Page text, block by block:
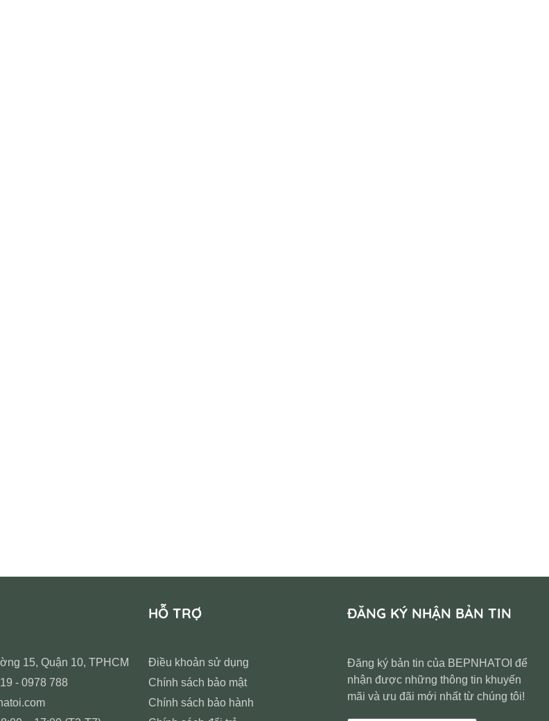
15, Quận 10, TPHCM
- 0978 788
HỖ TRỢ
Điều khoản sử dụng
Chính sách bảo mật
Chính sách bảo hành
ĐĂNG KÝ NHẬN BẢN TIN
Đăng ký bản tin của BEPNHATOI để
nhận được những thông tin khuyến
mãi và ưu đãi mới nhất từ chúng tôi!